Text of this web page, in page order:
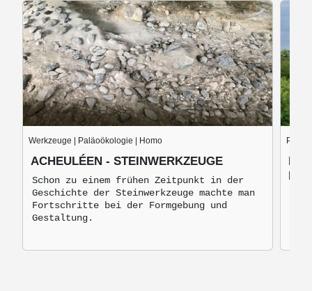
Werkzeuge | Paläoökologie | Homo
ACHEULÉEN - STEINWERKZEUGE
Schon zu einem frühen Zeitpunkt in der
Geschichte der Steinwerkzeuge machte man
Fortschritte bei der Formgebung und
Gestaltung.